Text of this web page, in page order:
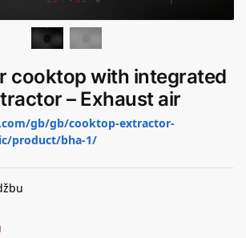
cooktop with integrated
– Exhaust air
gb/gb/cooktop-extractor-
product/bha-1/